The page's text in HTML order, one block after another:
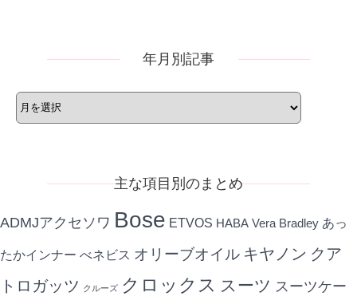
年月別記事
主な項目別のまとめ
ADMJアクセソワ Bose ETVOS HABA Vera Bradley あっ
たかインナー べネビス オリーブオイル キヤノン クア
トロガッツ クルーズ クロックス スーツ スーツケー